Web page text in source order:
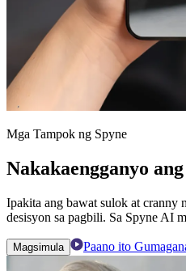
Mga Tampok ng Spyne
Nakakaengganyo
Ipakita ang bawat sulok at cranny
desisyon sa pagbili. Sa Spyne AI
Magsimula Paano ito